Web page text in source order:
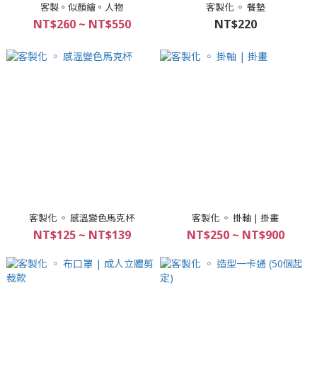
客製。似顏繪。人物
NT$260 ~ NT$550
客製化 ◦ 餐墊
NT$220
客製化 ◦ 感溫變色馬克杯
NT$125 ~ NT$139
客製化 ◦ 掛軸 | 掛畫
NT$250 ~ NT$900